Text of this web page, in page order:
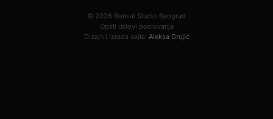
© 2026 Bonsai Studio Beograd
Opšti uslovi poslovanja
Dizajn i izrada sajta: Aleksa Grujić